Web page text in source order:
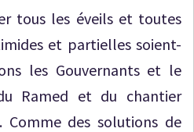
tous les éveils et toutes
et partielles soient-
les Gouvernants et le
Ramed et du chantier
Comme des solutions de